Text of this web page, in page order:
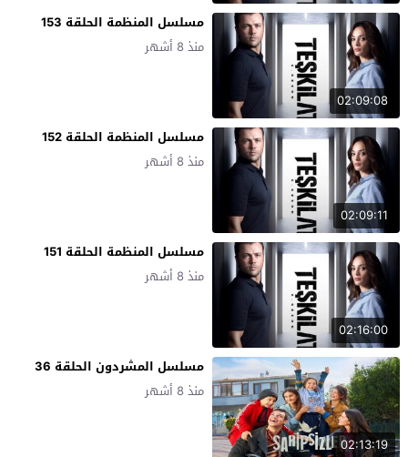
02:09:08
مسلسل المنظمة الحلقة 153
منذ 8 أشهر
02:09:11
مسلسل المنظمة الحلقة 152
منذ 8 أشهر
02:16:00
مسلسل المنظمة الحلقة 151
منذ 8 أشهر
02:13:19
مسلسل المشردون الحلقة 36
منذ 8 أشهر